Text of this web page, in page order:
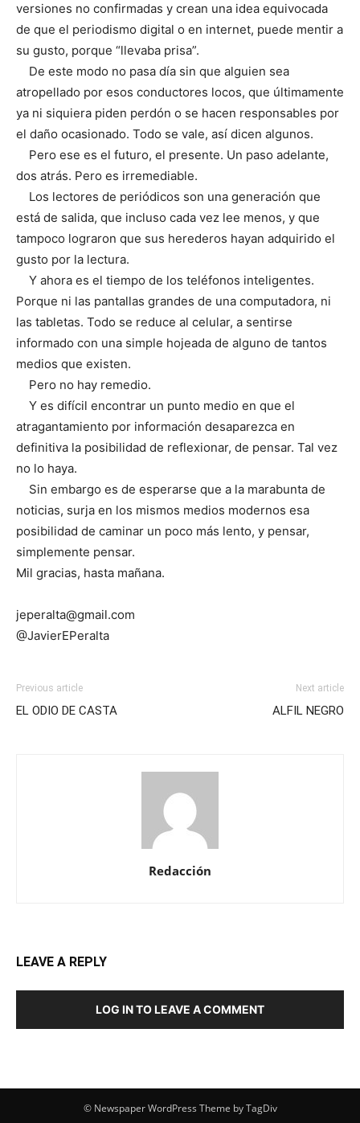
versiones no confirmadas y crean una idea equivocada
de que el periodismo digital o en internet, puede mentir a
su gusto, porque “llevaba prisa”.
De este modo no pasa día sin que alguien sea
atropellado por esos conductores locos, que últimamente
ya ni siquiera piden perdón o se hacen responsables por
el daño ocasionado. Todo se vale, así dicen algunos.
Pero ese es el futuro, el presente. Un paso adelante,
dos atrás. Pero es irremediable.
Los lectores de periódicos son una generación que
está de salida, que incluso cada vez lee menos, y que
tampoco lograron que sus herederos hayan adquirido el
gusto por la lectura.
Y ahora es el tiempo de los teléfonos inteligentes.
Porque ni las pantallas grandes de una computadora, ni
las tabletas. Todo se reduce al celular, a sentirse
informado con una simple hojeada de alguno de tantos
medios que existen.
Pero no hay remedio.
Y es difícil encontrar un punto medio en que el
atragantamiento por información desaparezca en
definitiva la posibilidad de reflexionar, de pensar. Tal vez
no lo haya.
Sin embargo es de esperarse que a la marabunta de
noticias, surja en los mismos medios modernos esa
posibilidad de caminar un poco más lento, y pensar,
simplemente pensar.
Mil gracias, hasta mañana.
jeperalta@gmail.com
@JavierEPeralta
Previous article
EL ODIO DE CASTA
Next article
ALFIL NEGRO
Redacción
LEAVE A REPLY
LOG IN TO LEAVE A COMMENT
© Newspaper WordPress Theme by TagDiv